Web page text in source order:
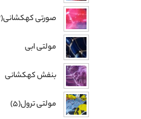
صورتی کهکشانی(2)
مولتی ابی
بنفش کهکشانی
مولتی ترول(5)